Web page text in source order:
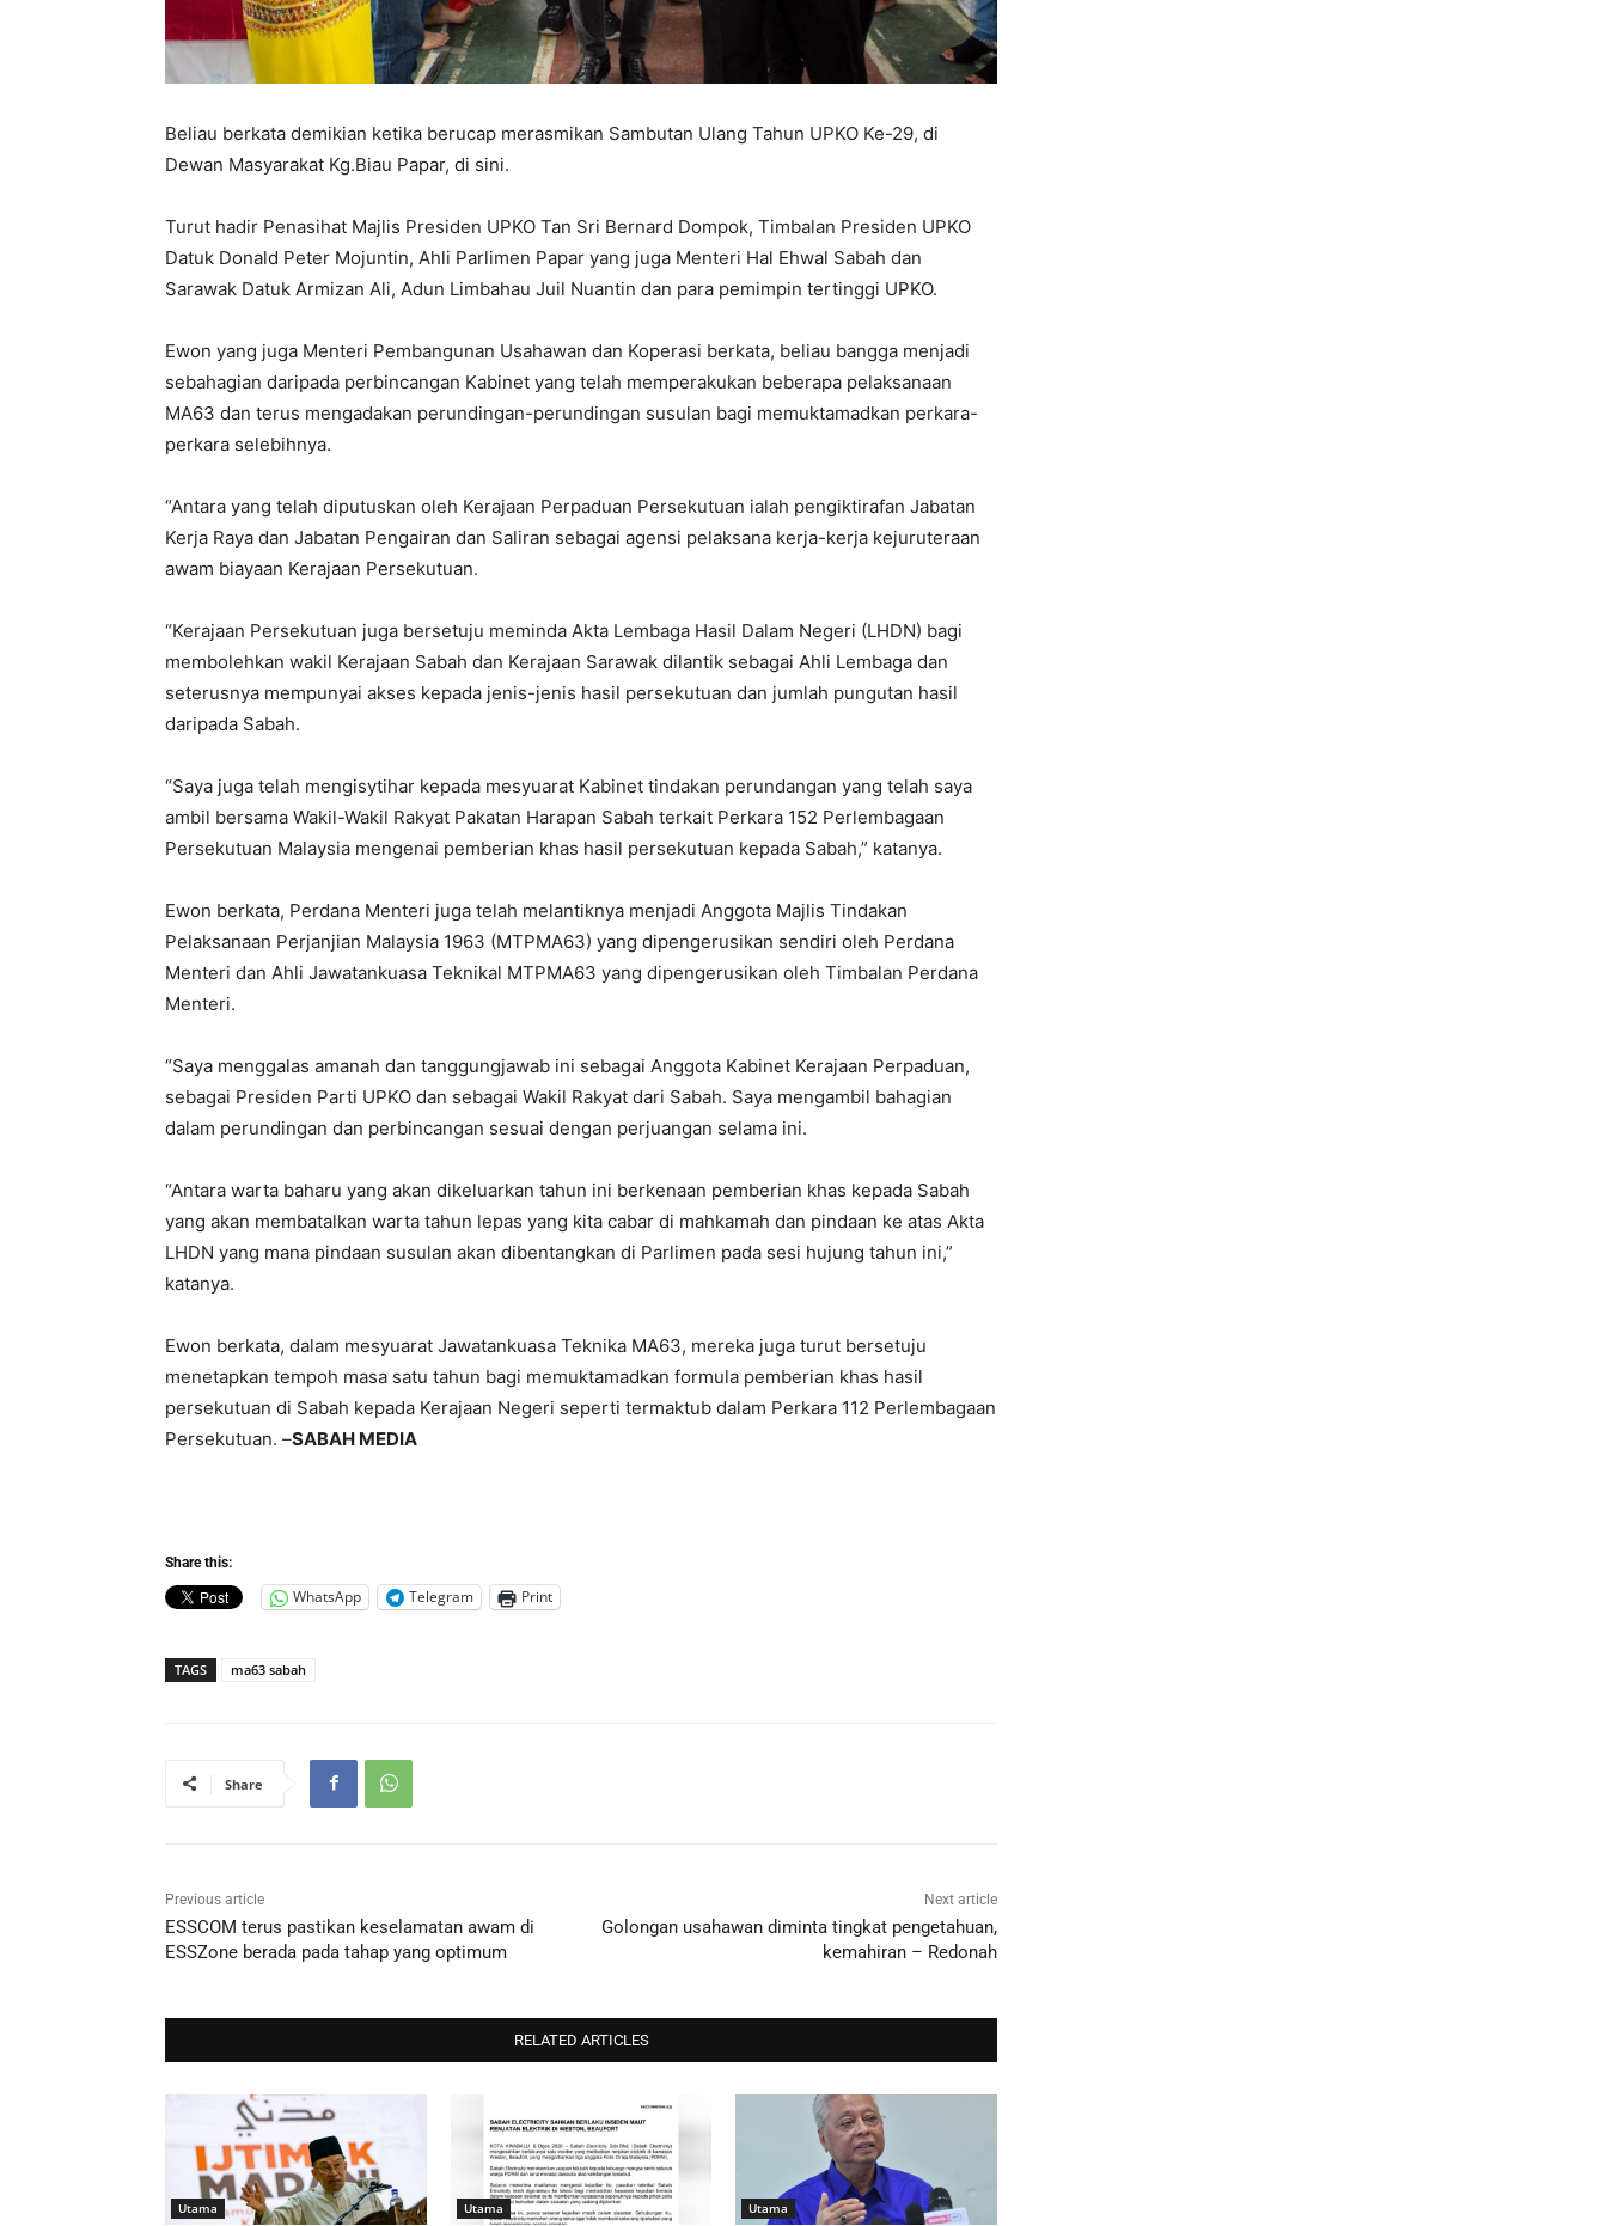
Beliau berkata demikian ketika berucap merasmikan Sambutan Ulang Tahun UPKO Ke-29, di
Dewan Masyarakat Kg.Biau Papar, di sini.
Turut hadir Penasihat Majlis Presiden UPKO Tan Sri Bernard Dompok, Timbalan Presiden UPKO
Datuk Donald Peter Mojuntin, Ahli Parlimen Papar yang juga Menteri Hal Ehwal Sabah dan
Sarawak Datuk Armizan Ali, Adun Limbahau Juil Nuantin dan para pemimpin tertinggi UPKO.
Ewon yang juga Menteri Pembangunan Usahawan dan Koperasi berkata, beliau bangga menjadi
sebahagian daripada perbincangan Kabinet yang telah memperakukan beberapa pelaksanaan
MA63 dan terus mengadakan perundingan-perundingan susulan bagi memuktamadkan perkara-
perkara selebihnya.
“Antara yang telah diputuskan oleh Kerajaan Perpaduan Persekutuan ialah pengiktirafan Jabatan
Kerja Raya dan Jabatan Pengairan dan Saliran sebagai agensi pelaksana kerja-kerja kejuruteraan
awam biayaan Kerajaan Persekutuan.
“Kerajaan Persekutuan juga bersetuju meminda Akta Lembaga Hasil Dalam Negeri (LHDN) bagi
membolehkan wakil Kerajaan Sabah dan Kerajaan Sarawak dilantik sebagai Ahli Lembaga dan
seterusnya mempunyai akses kepada jenis-jenis hasil persekutuan dan jumlah pungutan hasil
daripada Sabah.
“Saya juga telah mengisytihar kepada mesyuarat Kabinet tindakan perundangan yang telah saya
ambil bersama Wakil-Wakil Rakyat Pakatan Harapan Sabah terkait Perkara 152 Perlembagaan
Persekutuan Malaysia mengenai pemberian khas hasil persekutuan kepada Sabah,” katanya.
Ewon berkata, Perdana Menteri juga telah melantiknya menjadi Anggota Majlis Tindakan
Pelaksanaan Perjanjian Malaysia 1963 (MTPMA63) yang dipengerusikan sendiri oleh Perdana
Menteri dan Ahli Jawatankuasa Teknikal MTPMA63 yang dipengerusikan oleh Timbalan Perdana
Menteri.
“Saya menggalas amanah dan tanggungjawab ini sebagai Anggota Kabinet Kerajaan Perpaduan,
sebagai Presiden Parti UPKO dan sebagai Wakil Rakyat dari Sabah. Saya mengambil bahagian
dalam perundingan dan perbincangan sesuai dengan perjuangan selama ini.
“Antara warta baharu yang akan dikeluarkan tahun ini berkenaan pemberian khas kepada Sabah
yang akan membatalkan warta tahun lepas yang kita cabar di mahkamah dan pindaan ke atas Akta
LHDN yang mana pindaan susulan akan dibentangkan di Parlimen pada sesi hujung tahun ini,”
katanya.
Ewon berkata, dalam mesyuarat Jawatankuasa Teknika MA63, mereka juga turut bersetuju
menetapkan tempoh masa satu tahun bagi memuktamadkan formula pemberian khas hasil
persekutuan di Sabah kepada Kerajaan Negeri seperti termaktub dalam Perkara 112 Perlembagaan
Persekutuan. –SABAH MEDIA
Share this:
WhatsApp Telegram Print
TAGS ma63 sabah
Share
Previous article
ESSCOM terus pastikan keselamatan awam di
ESSZone berada pada tahap yang optimum
Next article
Golongan usahawan diminta tingkat pengetahuan,
kemahiran – Redonah
RELATED ARTICLES
Utama Utama Utama